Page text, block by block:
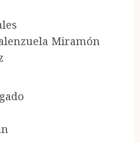
Miramón